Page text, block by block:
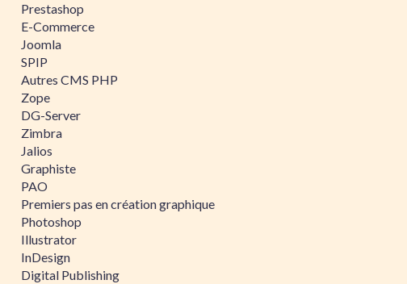
Prestashop
E-Commerce
Joomla
SPIP
Autres CMS PHP
Zope
DG-Server
Zimbra
Jalios
Graphiste
PAO
Premiers pas en création graphique
Photoshop
Illustrator
InDesign
Digital Publishing